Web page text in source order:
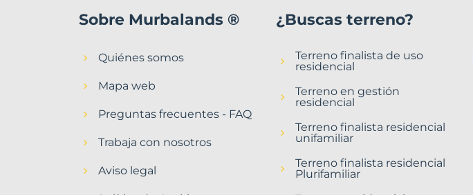
Sobre Murbalands ®
Quiénes somos
Mapa web
Preguntas frecuentes - FAQ
Trabaja con nosotros
Aviso legal
¿Buscas terreno?
Terreno finalista de uso
residencial
Terreno en gestión
residencial
Terreno finalista residencial
unifamiliar
Terreno finalista residencial
Plurifamiliar